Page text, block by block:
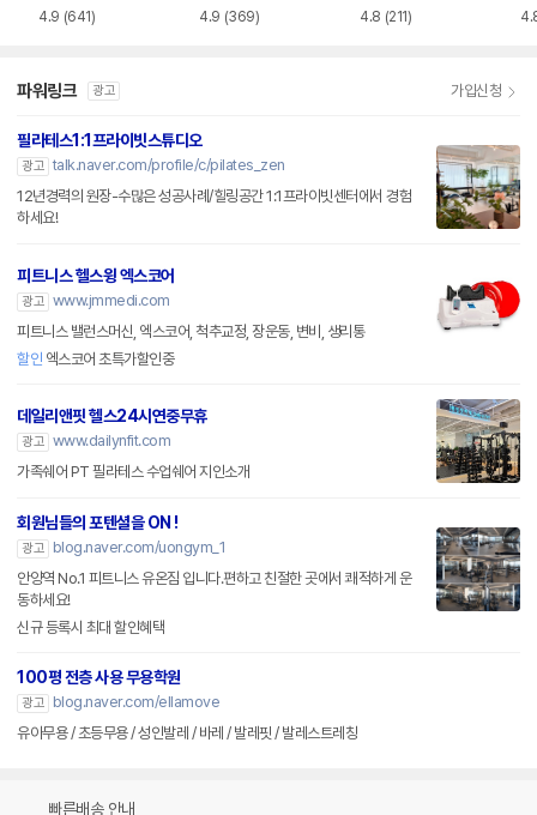
4.9 (641) 4.9 (369) 4.8 (211)
파워링크 광고 가입신청
필라테스1:1프라이빗스튜디오
광고 talk.naver.com/profile/c/pilates_zen
12년경력의 원장-수많은 성공사례/힐링공간 1:1프라이빗센터에서 경험
하세요!
피트니스 헬스윙 엑스코어
광고 www.jmmedi.com
피트니스 밸런스머신, 엑스코어, 척추교정, 장운동, 변비, 생리통
할인 엑스코어 초특가할인중
데일리앤핏 헬스24시연중무휴
광고 www.dailynfit.com
가족쉐어 PT 필라테스 수업쉐어 지인소개
회원님들의 포텐셜을 ON !
광고
blog.naver.com/uongym_1
안양역 No.1 피트니스 유온짐 입니다.편하고 친절한 곳에서 쾌적하게 운
동하세요!
신규 등록시 최대 할인혜택
100평 전층 사용 무용학원
광고
blog.naver.com/ellamove
유아무용 / 초등무용 / 성인발레 / 바레 / 발레핏 / 발레스트레칭
빠른배송 안내